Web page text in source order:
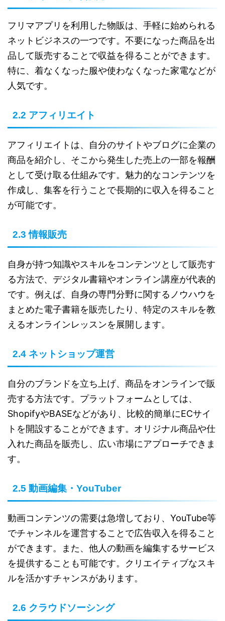
フリマアプリを利用した物販は、手軽に始められる
ネットビジネスの一つです。不要になった商品を出
品して販売することで収益を得ることができます。
特に、着なくなった服や使わなくなった家電などが
人気です。
2.2 アフィリエイト
アフィリエイトは、自分のサイトやブログに企業の
商品を紹介し、そこから発生した売上の一部を報酬
として受け取る仕組みです。魅力的なコンテンツを
作成し、集客を行うことで長期的に収入を得ること
が可能です。
2.3 情報販売
自身が持つ知識やスキルをコンテンツとして販売す
る方法で、デジタル書籍やオンライン講座が代表的
です。例えば、自身の専門分野に関するノウハウを
まとめた電子書籍を販売したり、特定のスキルを教
えるオンラインレッスンを展開します。
2.4 ネットショップ運営
自分のブランドを立ち上げ、商品をオンラインで販
売する方法です。プラットフォームとしては、
ShopifyやBASEなどがあり、比較的簡単にECサイ
トを開設することができます。オリジナル商品や仕
入れた商品を販売し、広い市場にアプローチできま
す。
2.5 動画編集・YouTuber
動画コンテンツの需要は急増しており、YouTube等
でチャンネルを運営することで広告収入を得ること
ができます。また、他人の動画を編集するサービス
を提供することも可能です。クリエイティブなスキ
ルを活かすチャンスがあります。
2.6 クラウドソーシング